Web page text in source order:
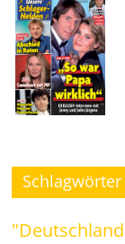
Schlagwörter